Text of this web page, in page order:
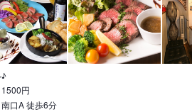
♪
円
口A 徒歩6分